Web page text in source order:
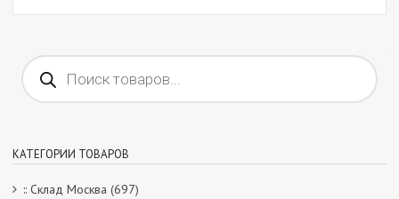
Поиск
товаров
КАТЕГОРИИ ТОВАРОВ
:: Склад Москва (697)